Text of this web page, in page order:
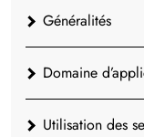
Généralités
Domaine
Utilisation des